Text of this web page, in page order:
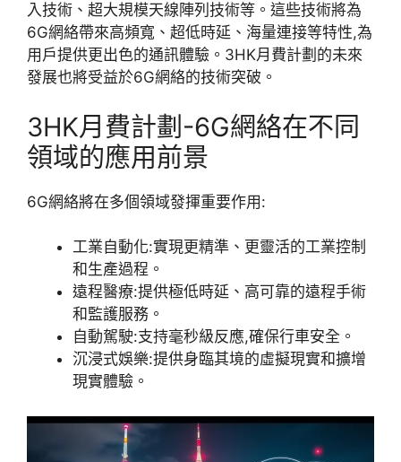
入技術、超大規模天線陣列技術等。這些技術將為
6G網絡帶來高頻寬、超低時延、海量連接等特性,為
用戶提供更出色的通訊體驗。3HK月費計劃的未來
發展也將受益於6G網絡的技術突破。
3HK月費計劃-6G網絡在不同
領域的應用前景
6G網絡將在多個領域發揮重要作用:
工業自動化:實現更精準、更靈活的工業控制
和生產過程。
遠程醫療:提供極低時延、高可靠的遠程手術
和監護服務。
自動駕駛:支持毫秒級反應,確保行車安全。
沉浸式娛樂:提供身臨其境的虛擬現實和擴增
現實體驗。